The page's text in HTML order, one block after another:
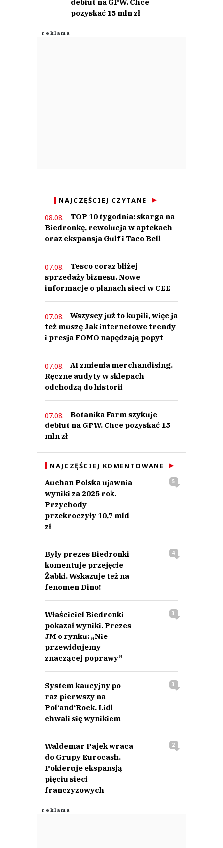
debiut na GPW. Chce
pozyskać 15 mln zł
NAJCZĘŚCIEJ CZYTANE
08.08.
TOP 10 tygodnia: skarga na
Biedronkę, rewolucja w aptekach
oraz ekspansja Gulf i Taco Bell
07.08.
Tesco coraz bliżej
sprzedaży biznesu. Nowe
informacje o planach sieci w CEE
07.08.
Wszyscy już to kupili, więc ja
też muszę Jak internetowe trendy
i presja FOMO napędzają popyt
07.08.
AI zmienia merchandising.
Ręczne audyty w sklepach
odchodzą do historii
07.08.
Botanika Farm szykuje
debiut na GPW. Chce pozyskać 15
mln zł
NAJCZĘŚCIEJ KOMENTOWANE
Auchan Polska ujawnia
wyniki za 2025 rok.
Przychody
przekroczyły 10,7 mld
zł
5
Były prezes Biedronki
komentuje przejęcie
Żabki. Wskazuje też na
fenomen Dino!
4
Właściciel Biedronki
pokazał wyniki. Prezes
JM o rynku: „Nie
przewidujemy
znaczącej poprawy”
3
System kaucyjny po
raz pierwszy na
Pol‘and‘Rock. Lidl
chwali się wynikiem
3
Waldemar Pajek wraca
do Grupy Eurocash.
Pokieruje ekspansją
pięciu sieci
franczyzowych
2